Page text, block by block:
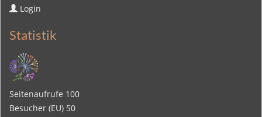
Login
Statistik
Seitenaufrufe 100
Besucher (EU) 50